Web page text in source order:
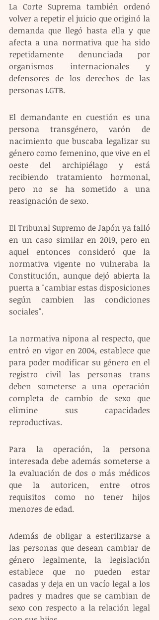
La Corte Suprema también ordenó
volver a repetir el juicio que originó la
demanda que llegó hasta ella y que
afecta a una normativa que ha sido
repetidamente denunciada por
organismos internacionales y
defensores de los derechos de las
personas LGTB.
El demandante en cuestión es una
persona transgénero, varón de
nacimiento que buscaba legalizar su
género como femenino, que vive en el
oeste del archipiélago y está
recibiendo tratamiento hormonal,
pero no se ha sometido a una
reasignación de sexo.
El Tribunal Supremo de Japón ya falló
en un caso similar en 2019, pero en
aquel entonces consideró que la
normativa vigente no vulneraba la
Constitución, aunque dejó abierta la
puerta a "cambiar estas disposiciones
según cambien las condiciones
sociales".
La normativa nipona al respecto, que
entró en vigor en 2004, establece que
para poder modificar su género en el
registro civil las personas trans
deben someterse a una operación
completa de cambio de sexo que
elimine sus capacidades
reproductivas.
Para la operación, la persona
interesada debe además someterse a
la evaluación de dos o más médicos
que la autoricen, entre otros
requisitos como no tener hijos
menores de edad.
Además de obligar a esterilizarse a
las personas que desean cambiar de
género legalmente, la legislación
establece que no pueden estar
casadas y deja en un vacío legal a los
padres y madres que se cambian de
sexo con respecto a la relación legal